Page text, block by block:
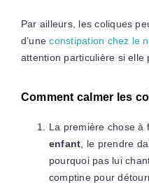
Par ailleurs, les coliques
d’uneconstipation chez le
attention particulière si elle
Comment calmer les
La première chose à
enfant , le prendre
pourquoi pas lui
comptine pour